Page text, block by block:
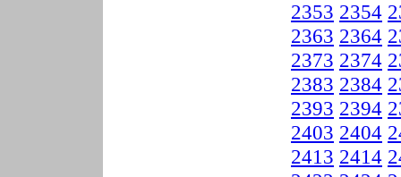
2353 2354
2363 2364
2373 2374
2383 2384
2393 2394
2403 2404
2413 2414